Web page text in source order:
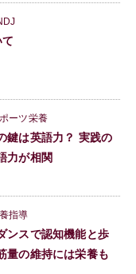
ーツ栄養
鍵は英語力？ 実践の
力が相関
指導
ンスで認知機能と歩
の維持には栄養も